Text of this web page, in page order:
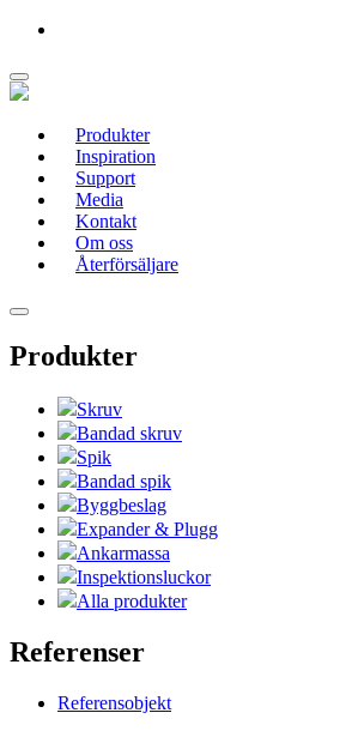
Produkter
Inspiration
Support
Media
Kontakt
Om oss
Återförsäljare
Produkter
Skruv
Bandad skruv
Spik
Bandad spik
Byggbeslag
Expander & Plugg
Ankarmassa
Inspektionsluckor
Alla produkter
Referenser
Referensobjekt